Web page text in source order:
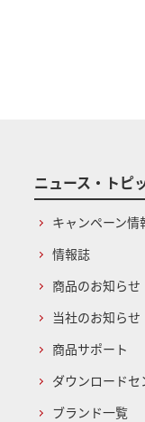
ニュース・トピ
キャンペーン情
情報誌
商品のお知らせ
当社のお知らせ
商品サポート
ダウンロードセ
ブランド一覧